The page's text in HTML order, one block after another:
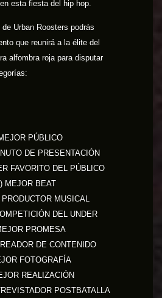
esta fiesta del hip hop.
Urban Roosters podrás
que reunirá a la élite del
alfombra roja para disputar
PÚBLICO
DE PRESENTACIÓN
FAVORITO DEL PÚBLICO
MEJOR BEAT
MUSICAL
DEL UNDER
PROMESA
DE CONTENIDO
FOTOGRAFÍA
REALIZACIÓN
POSTBATALLA